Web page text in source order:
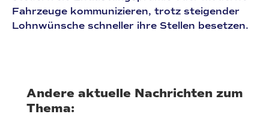
Fahrzeuge kommunizieren, trotz steigender
Lohnwünsche schneller ihre Stellen besetzen.
Andere aktuelle Nachrichten zum
Thema: